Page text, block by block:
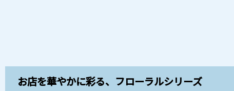
お店を華やかに彩る、フローラルシリーズ